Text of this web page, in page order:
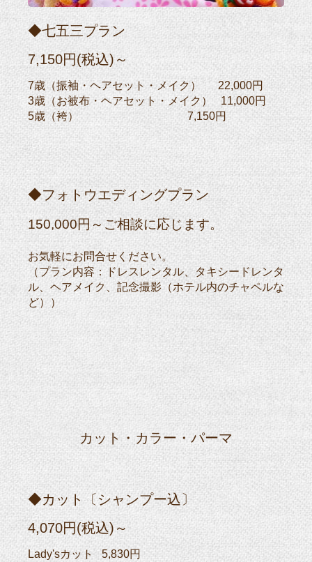
◆七五三プラン
7,150円(税込)～
7歳（振袖・ヘアセット・メイク） 22,000円
3歳（お被布・ヘアセット・メイク） 11,000円
5歳（袴） 7,150円
◆フォトウエディングプラン
150,000円～ご相談に応じます。
お気軽にお問合せください。
（プラン内容：ドレスレンタル、タキシードレンタ
ル、ヘアメイク、記念撮影（ホテル内のチャペルな
ど））
カット・カラー・パーマ
◆カット〔シャンプー込〕
4,070円(税込)～
Lady'sカット 5,830円